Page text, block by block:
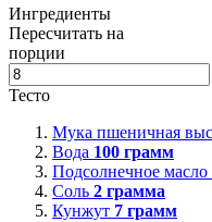
Ингредиенты
Пересчитать на
порции
Тесто
Мука пшеничная
Вода 100 грамм
Подсолнечное масло
Соль 2 грамма
Кунжут 7 грамм